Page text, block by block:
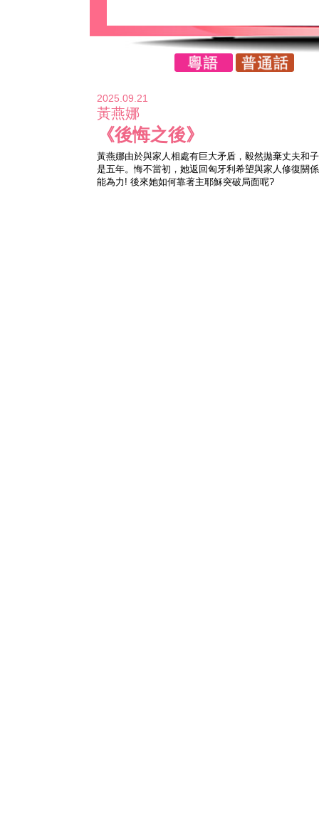
2025.09.21
黃燕娜
《後悔之後》
黃燕娜由於與家人相處有巨大矛盾，毅然拋棄丈夫和
是五年。悔不當初，她返回匈牙利希望與家人修復關
能為力! 後來她如何靠著主耶穌突破局面呢?